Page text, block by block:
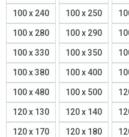
100 x 240 100 x 250
100 x 280 100 x 290
100 x 330 100 x 350
100 x 380 100 x 400
100 x 480 100 x 500
120 x 130 120 x 140
120 x 170 120 x 180